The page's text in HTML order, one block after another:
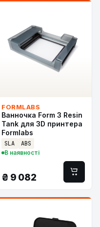
FORMLABS
Ванночка Form 3 Resin
Tank для 3D принтера
Formlabs
SLA ABS
В наявності
₴ 9 082